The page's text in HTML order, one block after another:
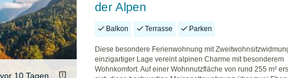
vor 10 Tagen
der Alpen
Balkon Terrasse Parken
Diese besondere Ferienwohnung mit
einzigartiger Lage vereint alpinen Charme mit besonderem
Wohnkomfort. Auf einer Wohnnutzfläche von rund 255 m²